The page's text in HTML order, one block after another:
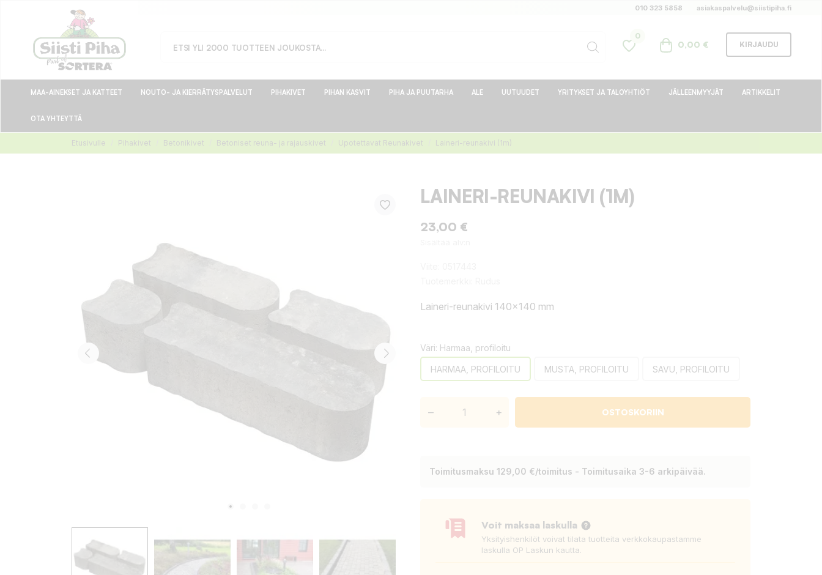
010 323 5858 asiakaspalvelu@siistipiha.fi
0
0,00 € KIRJAUDU
MAA-AINEKSET JA KATTEET NOUTO- JA KIERRÄTYSPALVELUT PIHAKIVET PIHAN KASVIT PIHA JA PUUTARHA ALE UUTUUDET YRITYKSET JA TALOYHTIÖT JÄLLEENMYYJÄT ARTIKKELIT
OTA YHTEYTTÄ
Etusivulle Pihakivet Betonikivet Betoniset reuna- ja rajauskivet Upotettavat Reunakivet Laineri-reunakivi (1m)
LAINERI-REUNAKIVI (1M)
23,00 €
Laineri-reunakivi 140x140 mm
Väri: Harmaa, profiloitu
HARMAA, PROFILOITU MUSTA, PROFILOITU SAVU, PROFILOITU
– + OSTOSKORIIN
Toimitusmaksu 129,00 €/toimitus - Toimitusaika 3-6 arkipäivää.
Voit maksaa laskulla
Yksityishenkilöt voivat tilata tuotteita verkkokaupastamme
laskulla OP Laskun kautta.